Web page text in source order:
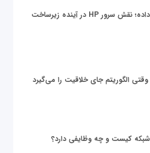
زیر پوست دنیای داده؛ نقش سرور HP در آینده زیرساخت
الگوریتم جای خلاقیت را می‌گیرد
کیست و چه وظایفی دارد؟